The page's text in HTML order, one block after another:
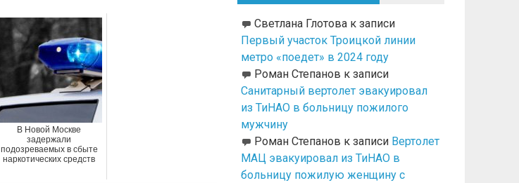
В Новой Москве
задержали
подозреваемых в сбыте
наркотических средств
Светлана Глотовак записи
Первый участок Троицкой линии
метро «поедет» в 2024 году
Роман Степанов к записи
Санитарный вертолет эвакуировал
из ТиНАО в больницу пожилого
мужчину
Роман Степанов к записи Вертолет
МАЦ эвакуировал из ТиНАО в
больницу пожилую женщину с